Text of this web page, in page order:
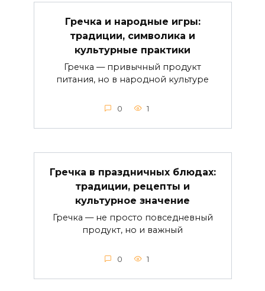
Гречка и народные игры:
традиции, символика и
культурные практики
Гречка — привычный продукт
питания, но в народной культуре
0 1
Гречка в праздничных блюдах:
традиции, рецепты и
культурное значение
Гречка — не просто повседневный
продукт, но и важный
0 1